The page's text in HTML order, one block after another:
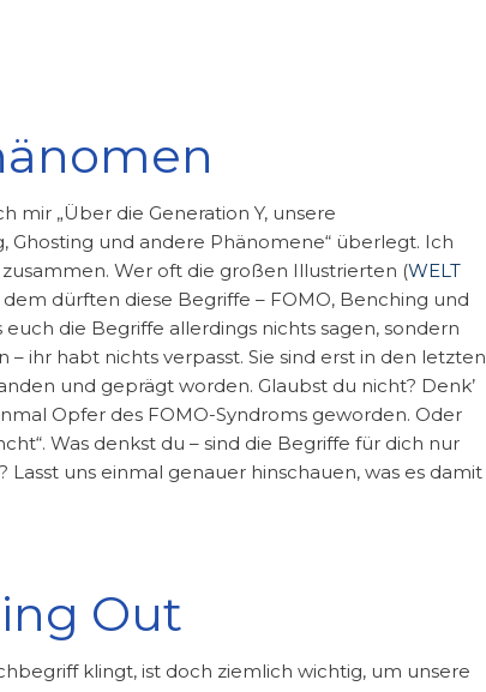
mir „Über die Generation Y, unsere
Ghosting und andere Phänomene“ überlegt. Ich
Wer oft die großen Illustrierten (WELT
dem dürften diese Begriffe – FOMO, Benching und
die Begriffe allerdings nichts sagen, sondern
ihr habt nichts verpasst. Sie sind erst in den letzten
und geprägt worden. Glaubst du nicht? Denk’
Opfer des FOMO-Syndroms geworden. Oder
Was denkst du – sind die Begriffe für dich nur
uns einmal genauer hinschauen, was es damit
Out
klingt, ist doch ziemlich wichtig, um unsere